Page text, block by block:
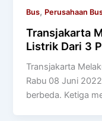
Bus, Perusahaan
Transjakarta
Listrik Dari 3
Transjakarta
Rabu 08 Juni
berbeda. Ketiga